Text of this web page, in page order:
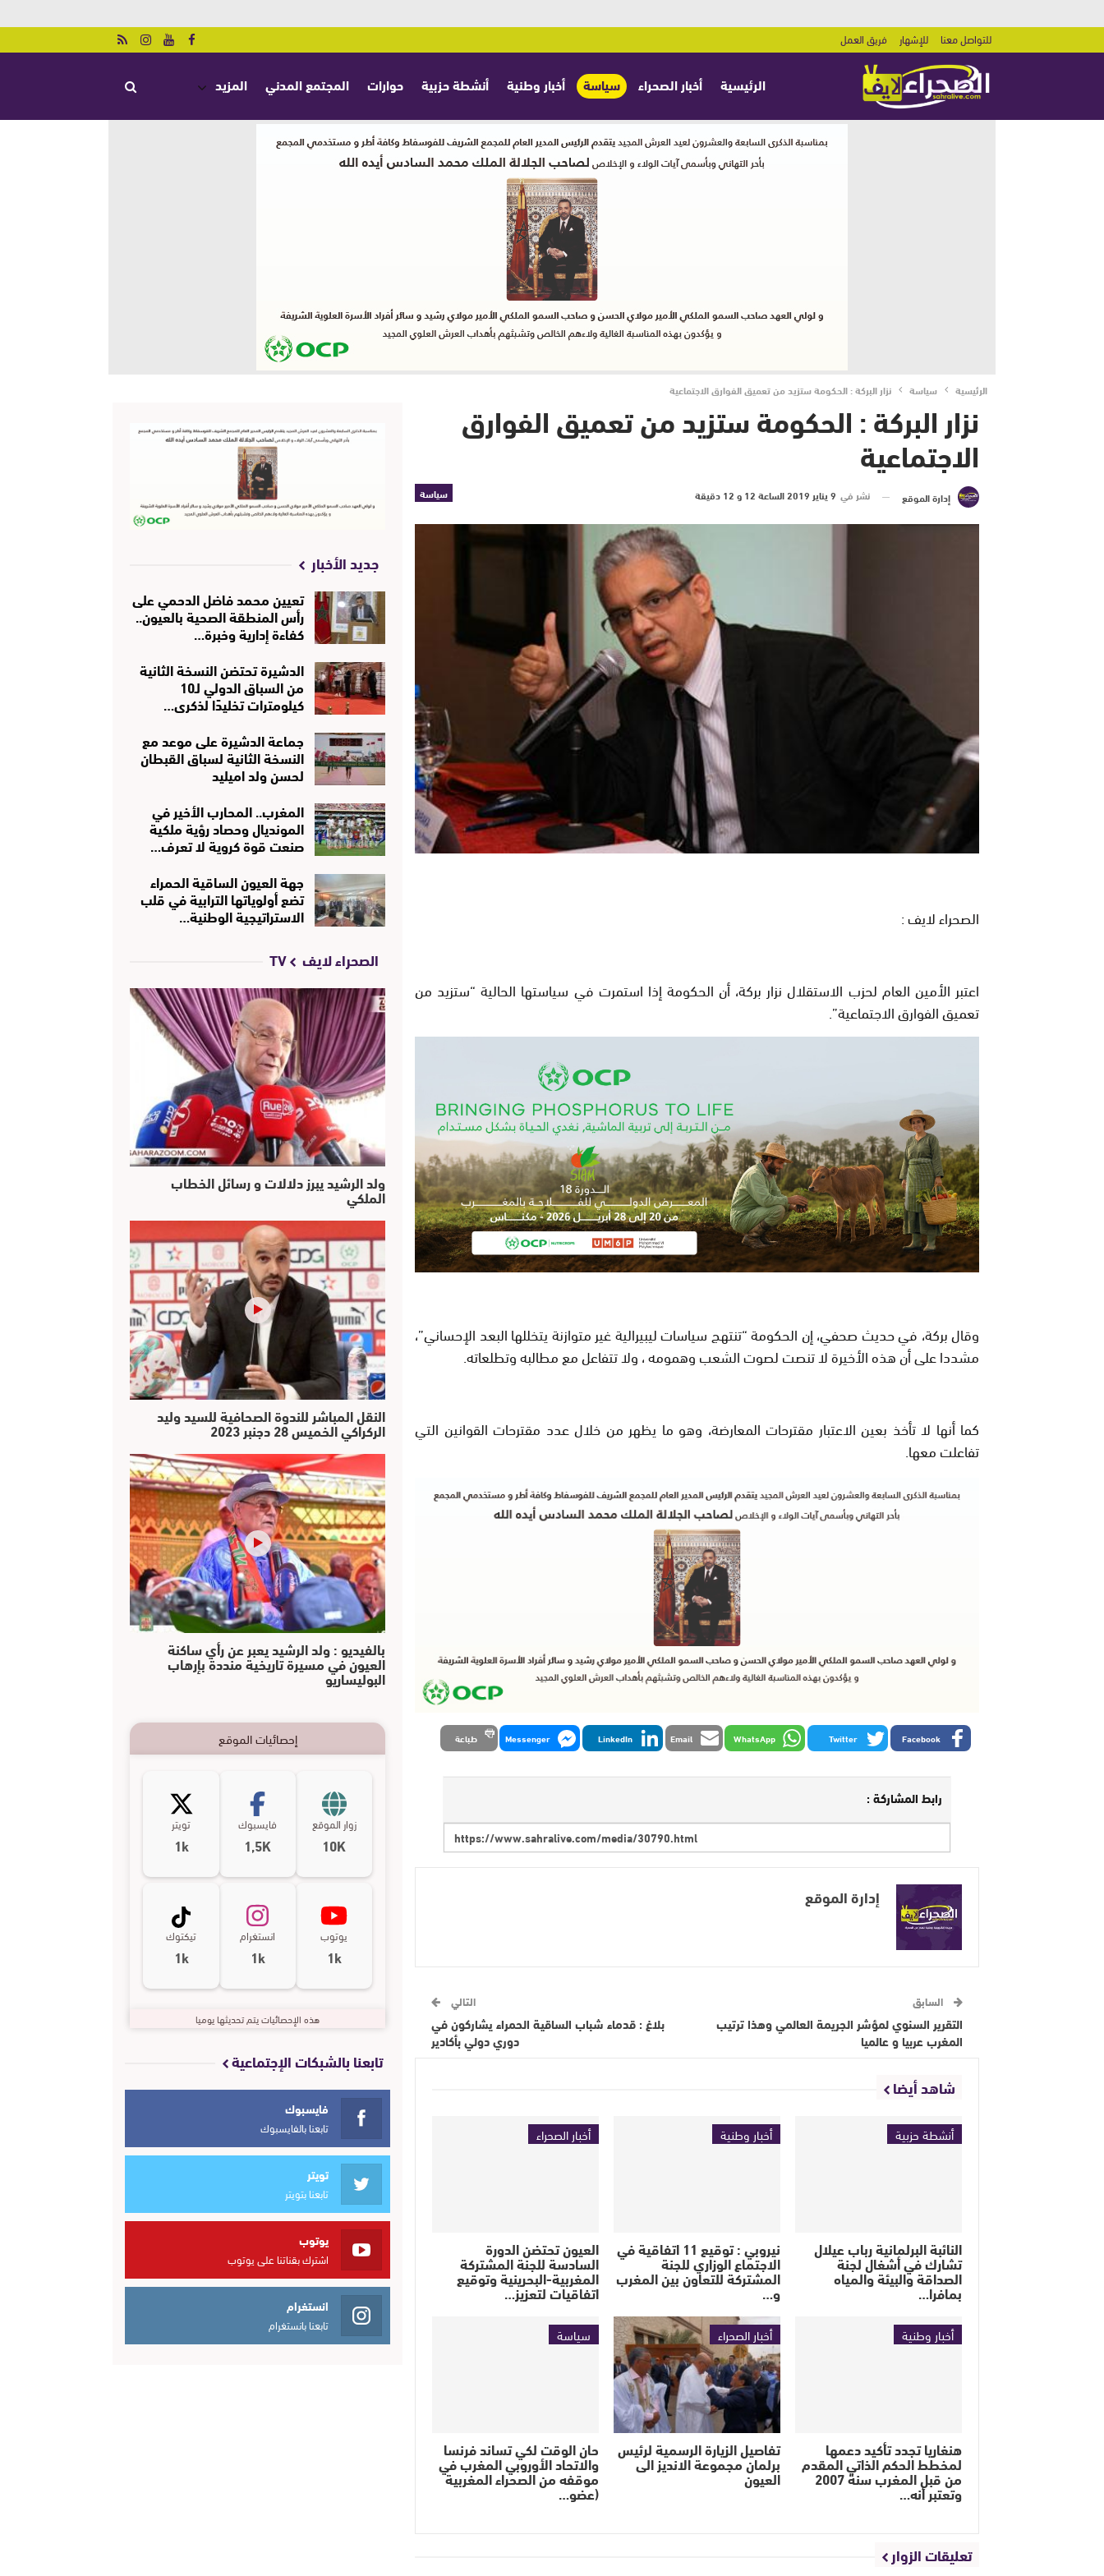
للتواصل معنا للإشهار فريق العمل
الرئيسية أخبار الصحراء سياسة أخبار وطنية أنشطة حزبية حوارات المجتمع المدني المزيد
الرئيسية سياسة نزار البركة : الحكومة ستزيد من تعميق الفوارق الاجتماعية
نزار البركة : الحكومة ستزيد من تعميق الفوارق
الاجتماعية
سياسة إدارة الموقع نشر في 9 يناير 2019 الساعة 12 و 12 دقيقة
الصحراء لايف :
اعتبر الأمين العام لحزب الاستقلال نزار بركة، أن الحكومة إذا استمرت في سياستها الحالية “ستزيد من
تعميق الفوارق الاجتماعية”.
وقال بركة، في حديث صحفي، إن الحكومة “تنتهج سياسات ليبيرالية غير متوازنة يتخللها البعد الإحساني”،
مشددا على أن هذه الأخيرة لا تنصت لصوت الشعب وهمومه ، ولا تتفاعل مع مطالبه وتطلعاته.
كما أنها لا تأخذ بعين الاعتبار مقترحات المعارضة، وهو ما يظهر من خلال عدد مقترحات القوانين التي
تفاعلت معها.
Facebook
Twitter
WhatsApp
Email
LinkedIn
Messenger طباعة
رابط المشاركة :
إدارة الموقع
السابق
التقرير السنوي لمؤشر الجريمة العالمي وهذا ترتيب
المغرب عربيا و عالميا
التالي
بلاغ : قدماء شباب الساقية الحمراء يشاركون في
دوري دولي بأكادير
شاهد أيضا
أنشطة حزبية
النائبة البرلمانية رباب عيلال
تشارك في أشغال لجنة
الصداقة والبيئة والمياه
بمافرا…
أخبار وطنية
نيروبي : توقيع 11 اتفاقية في
الاجتماع الوزاري للجنة
المشتركة للتعاون بين المغرب
و…
أخبار الصحراء
العيون تحتضن الدورة
السادسة للجنة المشتركة
المغربية-البحرينية وتوقيع
اتفاقيات لتعزيز…
أخبار وطنية
هنغاريا تجدد تأكيد دعمها
لمخطط الحكم الذاتي المقدم
من قبل المغرب سنة 2007
وتعتبر أنه…
أخبار الصحراء
تفاصيل الزيارة الرسمية لرئيس
برلمان مجموعة الانديز الى
العيون
سياسة
حان الوقت لكي تساند فرنسا
والاتحاد الأوروبي المغرب في
موقفه من الصحراء المغربية
(عضو…
تعليقات الزوار
جديد الأخبار
تعيين محمد فاضل الدحمي على
رأس المنطقة الصحية بالعيون..
كفاءة إدارية وخبرة…
الدشيرة تحتضن النسخة الثانية
من السباق الدولي لـ10
كيلومترات تخليدًا لذكرى…
جماعة الدشيرة على موعد مع
النسخة الثانية لسباق القبطان
لحسن ولد اميليد
المغرب.. المحارب الأخير في
المونديال وحصاد رؤية ملكية
صنعت قوة كروية لا تعرف…
جهة العيون الساقية الحمراء
تضع أولوياتها الترابية في قلب
الاستراتيجية الوطنية…
الصحراء لايف TV
ولد الرشيد يبرز دلالات و رسائل الخطاب
الملكي
النقل المباشر للندوة الصحافية للسيد وليد
الركراكي الخميس 28 دجنبر 2023
بالفيديو : ولد الرشيد يعبر عن رأي ساكنة
العيون في مسيرة تاريخية منددة بإرهاب
البوليساريو
إحصائيات الموقع
زوار الموقع
10K
فايسبوك
1,5K
تويتر
1k
يوتوب
1k
انستغرام
1k
تيكتوك
1k
هذه الإحصائيات يتم تحديثها يوميا
تابعنا بالشبكات الإجتماعية
فايسبوك
تابعنا بالفايسبوك
تويتر
تابعنا بتويتر
يوتوب
اشترك بقناتنا على يوتوب
انستغرام
تابعنا بانستغرام